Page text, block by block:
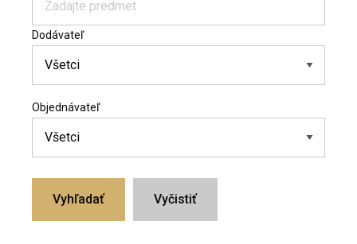
Dodávateľ
Objednávateľ
Vyhľadať Vyčistiť